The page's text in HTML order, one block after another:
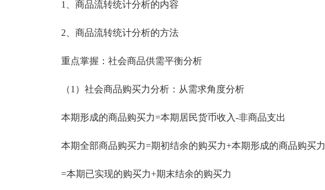
1、商品流转统计分析的内容
2、商品流转统计分析的方法
重点掌握：社会商品供需平衡分析
（1）社会商品购买力分析：从需求角度分析
本期形成的商品购买力=本期居民货币收入-非商品支出
本期全部商品购买力=期初结余的购买力+本期形成的商品购买力
=本期已实现的购买力+期末结余的购买力